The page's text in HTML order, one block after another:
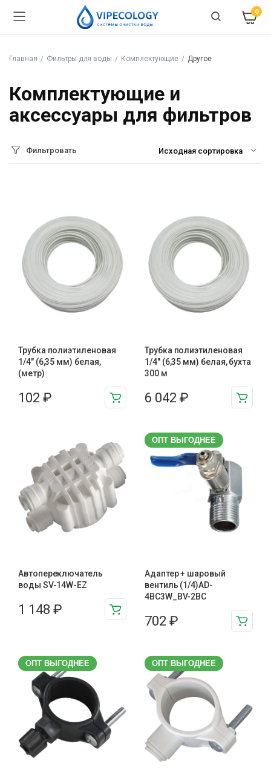
0
Главная Фильтры для воды Комплектующие Другое
Комплектующие и
аксессуары для фильтров
Фильтровать
Трубка полиэтиленовая
1/4″ (6,35 мм) белая,
(метр)
102 ₽
Трубка полиэтиленовая
1/4″ (6,35 мм) белая, бухта
300 м
6 042 ₽
Автопереключатель
воды SV-14W-EZ
1 148 ₽
ОПТ ВЫГОДНЕЕ
Адаптер + шаровый
вентиль (1/4)AD-
4BC3W_BV-2BC
702 ₽
ОПТ ВЫГОДНЕЕ ОПТ ВЫГОДНЕЕ